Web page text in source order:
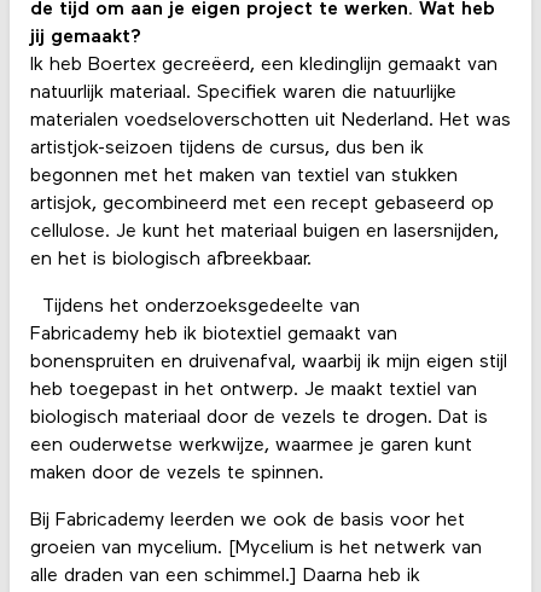
de tijd om aan je eigen project te werken. Wat heb
jij gemaakt?
Ik heb Boertex gecreëerd, een kledinglijn gemaakt van
natuurlijk materiaal. Specifiek waren die natuurlijke
materialen voedseloverschotten uit Nederland. Het was
artistjok-seizoen tijdens de cursus, dus ben ik
begonnen met het maken van textiel van stukken
artisjok, gecombineerd met een recept gebaseerd op
cellulose. Je kunt het materiaal buigen en lasersnijden,
en het is biologisch afbreekbaar.
Tijdens het onderzoeksgedeelte van
Fabricademy heb ik biotextiel gemaakt van
bonenspruiten en druivenafval, waarbij ik mijn eigen stijl
heb toegepast in het ontwerp. Je maakt textiel van
biologisch materiaal door de vezels te drogen. Dat is
een ouderwetse werkwijze, waarmee je garen kunt
maken door de vezels te spinnen.
Bij Fabricademy leerden we ook de basis voor het
groeien van mycelium. [Mycelium is het netwerk van
alle draden van een schimmel.] Daarna heb ik